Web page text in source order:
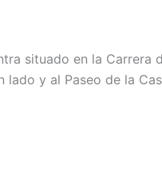
situado en la Carrera
y al Paseo de la